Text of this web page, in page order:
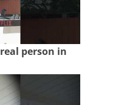
person in